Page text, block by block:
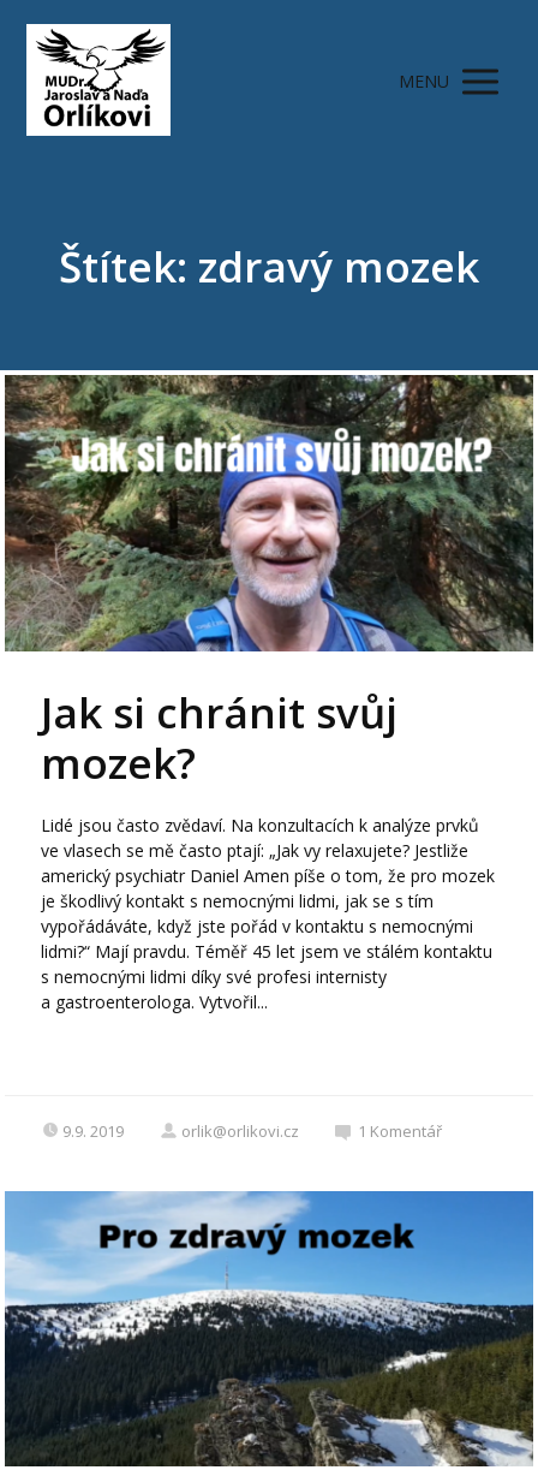
MENU
Štítek: zdravý mozek
Jak si chránit svůj
mozek?
Lidé jsou často zvědaví. Na konzultacích k analýze prvků
ve vlasech se mě často ptají: „Jak vy relaxujete? Jestliže
americký psychiatr Daniel Amen píše o tom, že pro mozek
je škodlivý kontakt s nemocnými lidmi, jak se s tím
vypořádáváte, když jste pořád v kontaktu s nemocnými
lidmi?“ Mají pravdu. Téměř 45 let jsem ve stálém kontaktu
s nemocnými lidmi díky své profesi internisty
a gastroenterologa. Vytvořil...
9.9. 2019 orlik@orlikovi.cz 1 Komentář